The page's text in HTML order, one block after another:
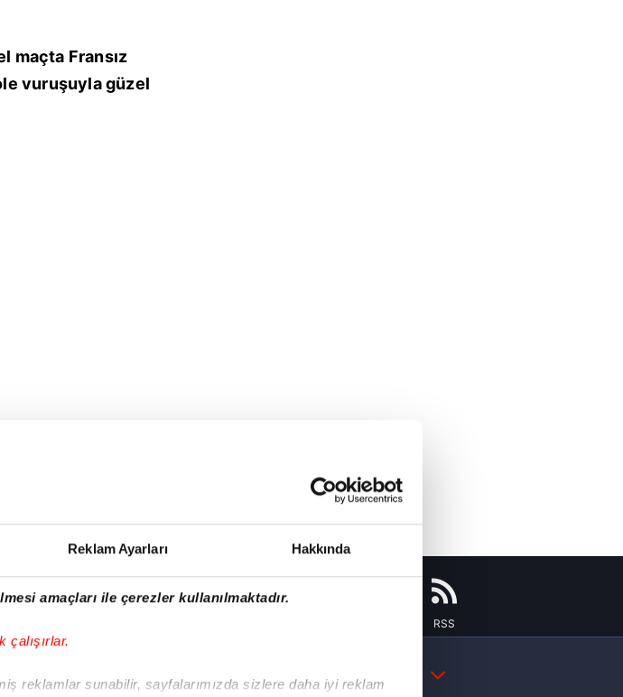
Reklam Ayarları Hakkında
amaçları ile çerezler kullanılmaktadır.
çalışırlar.
reklamlar sunabilir, sayfalarımızda sizlere daha iyi reklam
maçta Fransız
vuruşuyla güzel
RSS
DAHA FAZLA